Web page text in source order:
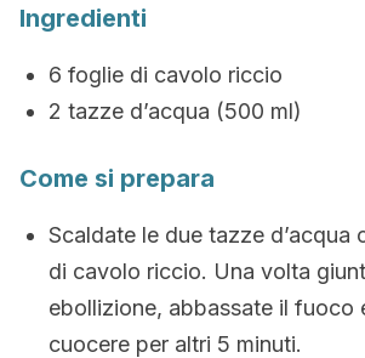
Ingredienti
6 foglie di cavolo riccio
2 tazze d’acqua (500 ml)
Come si prepara
Scaldate le due tazze d’acqua
di cavolo riccio. Una volta
ebollizione, abbassate il fuoco
cuocere per altri 5 minuti.